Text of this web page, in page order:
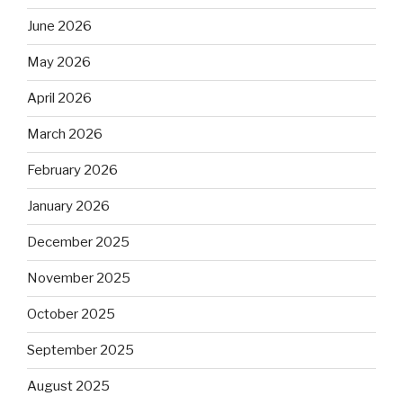
June 2026
May 2026
April 2026
March 2026
February 2026
January 2026
December 2025
November 2025
October 2025
September 2025
August 2025